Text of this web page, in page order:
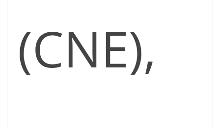
(CNE),